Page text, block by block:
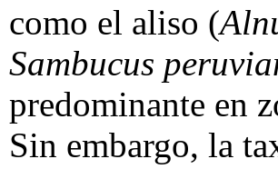
como el aliso (
Sambucus
predominante en
Sin embargo, la